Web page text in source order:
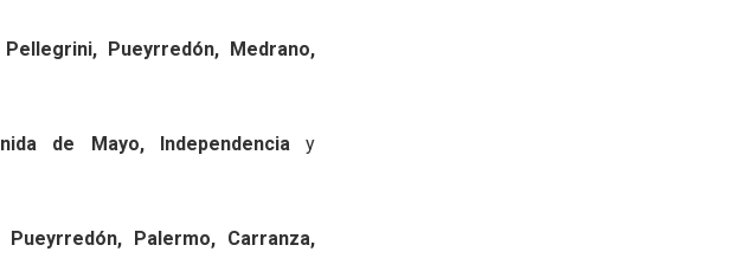
Pueyrredón, Medrano,
de Mayo, Independenciay
Palermo, Carranza,